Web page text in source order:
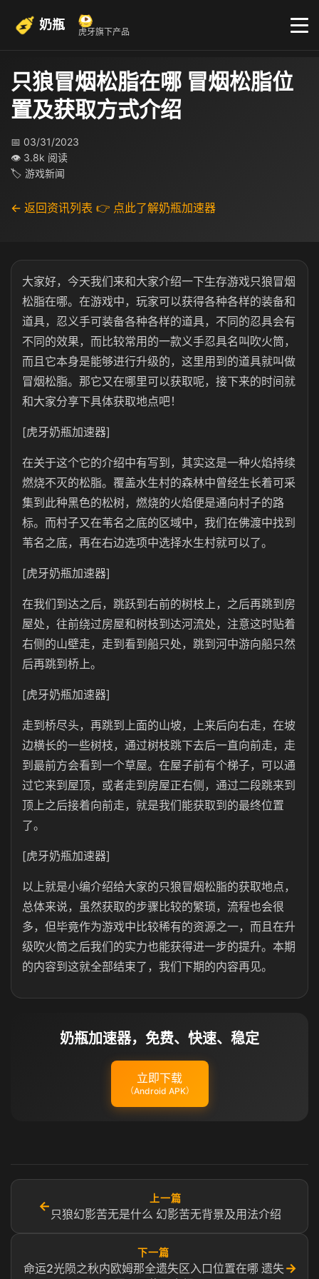
奶瓶 虎牙旗下产品
只狼冒烟松脂在哪 冒烟松脂位
置及获取方式介绍
📅 03/31/2023
👁 3.8k 阅读
🏷 游戏新闻
← 返回资讯列表 👉 点此了解奶瓶加速器
大家好，今天我们来和大家介绍一下生存游戏只狼冒烟
松脂在哪。在游戏中，玩家可以获得各种各样的装备和
道具，忍义手可装备各种各样的道具，不同的忍具会有
不同的效果，而比较常用的一款义手忍具名叫吹火筒，
而且它本身是能够进行升级的，这里用到的道具就叫做
冒烟松脂。那它又在哪里可以获取呢，接下来的时间就
和大家分享下具体获取地点吧！
[虎牙奶瓶加速器]
在关于这个它的介绍中有写到，其实这是一种火焰持续
燃烧不灭的松脂。覆盖水生村的森林中曾经生长着可采
集到此种黑色的松树，燃烧的火焰便是通向村子的路
标。而村子又在苇名之底的区域中，我们在佛渡中找到
苇名之底，再在右边选项中选择水生村就可以了。
[虎牙奶瓶加速器]
在我们到达之后，跳跃到右前的树枝上，之后再跳到房
屋处，往前绕过房屋和树枝到达河流处，注意这时贴着
右侧的山壁走，走到看到船只处，跳到河中游向船只然
后再跳到桥上。
[虎牙奶瓶加速器]
走到桥尽头，再跳到上面的山坡，上来后向右走，在坡
边横长的一些树枝，通过树枝跳下去后一直向前走，走
到最前方会看到一个草屋。在屋子前有个梯子，可以通
过它来到屋顶，或者走到房屋正右侧，通过二段跳来到
顶上之后接着向前走，就是我们能获取到的最终位置
了。
[虎牙奶瓶加速器]
以上就是小编介绍给大家的只狼冒烟松脂的获取地点，
总体来说，虽然获取的步骤比较的繁琐，流程也会很
多，但毕竟作为游戏中比较稀有的资源之一，而且在升
级吹火筒之后我们的实力也能获得进一步的提升。本期
的内容到这就全部结束了，我们下期的内容再见。
奶瓶加速器，免费、快速、稳定
立即下载
（Android APK）
←
上一篇
只狼幻影苦无是什么 幻影苦无背景及用法介绍
下一篇
命运2光陨之秋内欧姆那全遗失区入口位置在哪 遗失→